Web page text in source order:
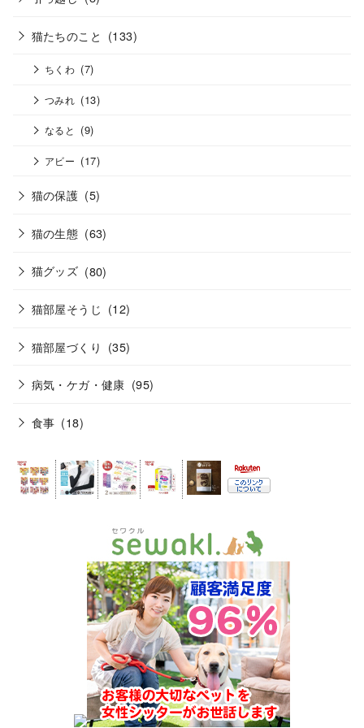
猫たちのこと (133)
ちくわ (7)
つみれ (13)
なると (9)
アビー (17)
猫の保護 (5)
猫の生態 (63)
猫グッズ (80)
猫部屋そうじ (12)
猫部屋づくり (35)
病気・ケガ・健康 (95)
食事 (18)